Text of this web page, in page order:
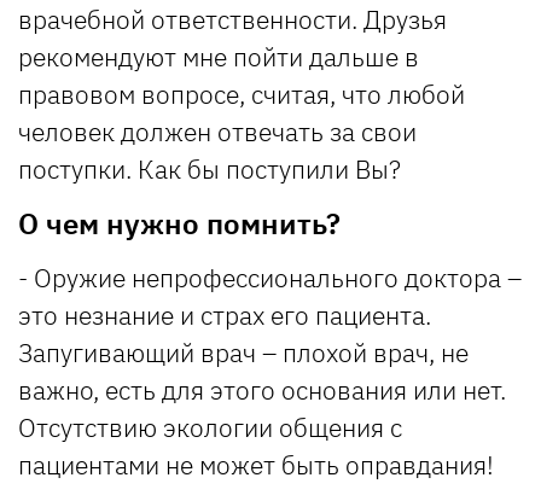
врачебной ответственности. Друзья
рекомендуют мне пойти дальше в
правовом вопросе, считая, что любой
человек должен отвечать за свои
поступки. Как бы поступили Вы?
О чем нужно помнить?
- Оружие непрофессионального доктора –
это незнание и страх его пациента.
Запугивающий врач – плохой врач, не
важно, есть для этого основания или нет.
Отсутствию экологии общения с
пациентами не может быть оправдания!